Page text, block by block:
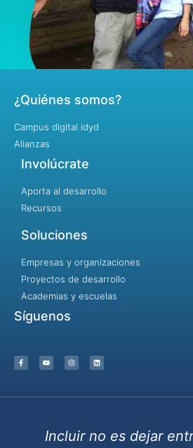
¿Quiénes somos?
Campus digital idyd
Alianzas
Involúcrate
Aporta al desarrollo
Recursos
Soluciones
Empresas y organizaciones
Proyectos de desarrollo
Academias y escuelas
Síguenos
Incluir no es dejar